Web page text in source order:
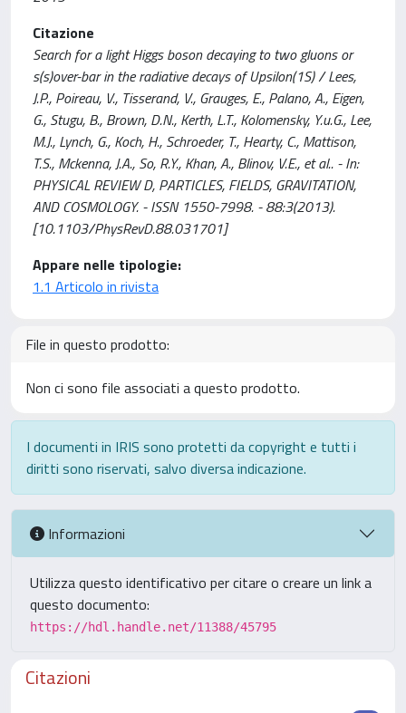
Citazione
Search for a light Higgs boson decaying to two gluons or
s(s)over-bar in the radiative decays of Upsilon(1S) / Lees,
J.P., Poireau, V., Tisserand, V., Grauges, E., Palano, A., Eigen,
G., Stugu, B., Brown, D.N., Kerth, L.T., Kolomensky, Y.u.G., Lee,
M.J., Lynch, G., Koch, H., Schroeder, T., Hearty, C., Mattison,
T.S., Mckenna, J.A., So, R.Y., Khan, A., Blinov, V.E., et al.. - In:
PHYSICAL REVIEW D, PARTICLES, FIELDS, GRAVITATION,
AND COSMOLOGY. - ISSN 1550-7998. - 88:3(2013).
[10.1103/PhysRevD.88.031701]
Appare nelle tipologie:
1.1 Articolo in rivista
File in questo prodotto:
Non ci sono file associati a questo prodotto.
I documenti in IRIS sono protetti da copyright e tutti i
diritti sono riservati, salvo diversa indicazione.
Informazioni
Utilizza questo identificativo per citare o creare un link a
questo documento:
https://hdl.handle.net/11388/45795
Citazioni